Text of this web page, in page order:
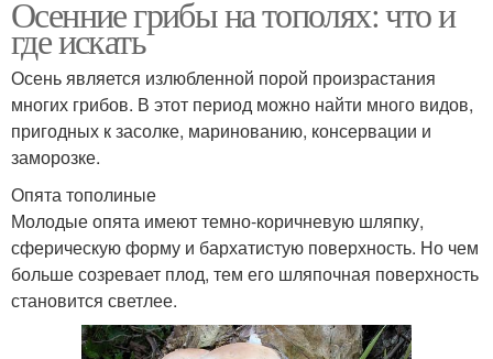
Осенние грибы на тополях: что и
где искать
Осень является излюбленной порой произрастания
многих грибов. В этот период можно найти много видов,
пригодных к засолке, маринованию, консервации и
заморозке.
Опята тополиные
Молодые опята имеют темно-коричневую шляпку,
сферическую форму и бархатистую поверхность. Но чем
больше созревает плод, тем его шляпочная поверхность
становится светлее.